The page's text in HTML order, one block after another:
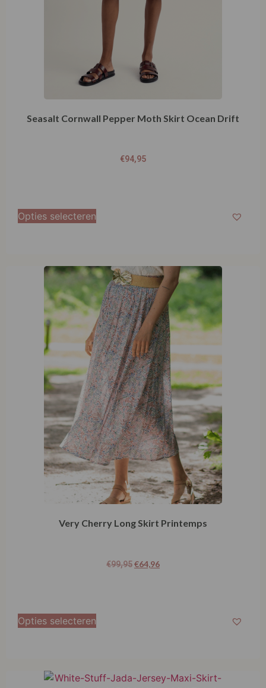
Seasalt Cornwall Pepper Moth Skirt Ocean Drift
€94,95
Opties selecteren
Very Cherry Long Skirt Printemps
€99,95€64,96
Opties selecteren